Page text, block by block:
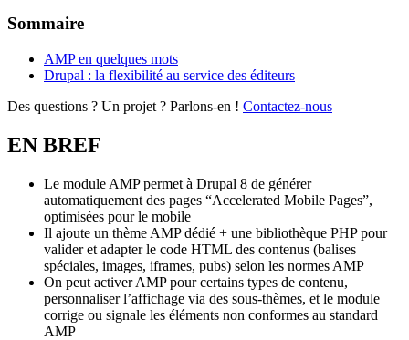
Sommaire
AMP en quelques mots
Drupal : la flexibilité au service des éditeurs
Des questions ? Un projet ? Parlons-en ! Contactez-nous
EN BREF
Le module AMP permet à Drupal 8 de générer
automatiquement des pages “Accelerated Mobile Pages”,
optimisées pour le mobile
Il ajoute un thème AMP dédié + une bibliothèque PHP pour
valider et adapter le code HTML des contenus (balises
spéciales, images, iframes, pubs) selon les normes AMP
On peut activer AMP pour certains types de contenu,
personnaliser l’affichage via des sous-thèmes, et le module
corrige ou signale les éléments non conformes au standard
AMP